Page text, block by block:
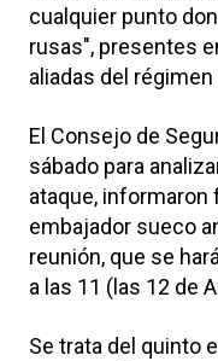
cualquier punto
rusas", presentes
aliadas del
El Consejo de
sábado para
ataque, informaron
embajador sueco
reunión, que se
a las 11 (las 12 de
Se trata del quinto